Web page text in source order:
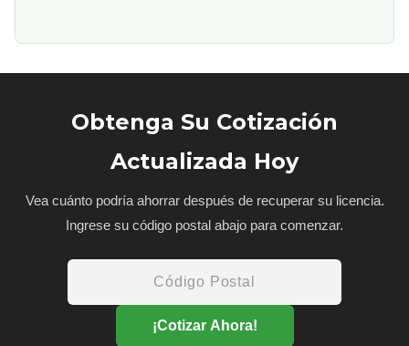
Obtenga Su Cotización
Actualizada Hoy
Vea cuánto podría ahorrar después de recuperar su licencia.
Ingrese su código postal abajo para comenzar.
¡Cotizar Ahora!